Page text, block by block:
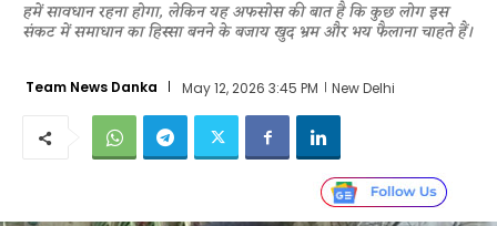
हमें सावधान रहना होगा, लेकिन यह अफसोस की बात है कि कुछ लोग इस
संकट में समाधान का हिस्सा बनने के बजाय खुद भ्रम और भय फैलाना चाहते हैं।
Team News Danka May 12, 2026 3:45 PM New Delhi